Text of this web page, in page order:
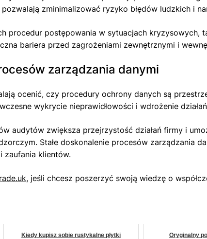
zminimalizować ryzyko błędów ludzkich i
procedur postępowania w sytuacjach kryzysowych,
bariera przed zagrożeniami zewnętrznymi i
zarządzania danymi
ocenić, czy procedury ochrony danych są
wykrycie nieprawidłowości i wdrożenie
audytów zwiększa przejrzystość działań firmy i
Stałe doskonalenie procesów zarządzania
zaufania klientów.
, jeśli chcesz poszerzyć swoją wiedzę o
Kiedy kupisz sobie rustykalne płytki
Oryginalny